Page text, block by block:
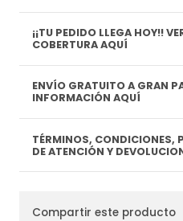
¡¡TU PEDIDO LLEGA HOY!! VER TÉRMINOS Y
COBERTURA AQUÍ
ENVÍO GRATUITO A GRAN
INFORMACIÓN AQUÍ
TÉRMINOS, CONDICIONES,
DE ATENCIÓN Y
Compartir este producto